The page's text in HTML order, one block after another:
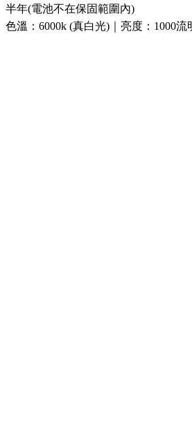
半年(電池不在保固範圍內)
色溫：6000k (真白光)｜亮度：1000流